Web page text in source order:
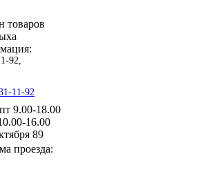
товаров
92,
11-92
9.00-18.00
16.00
89
проезда: